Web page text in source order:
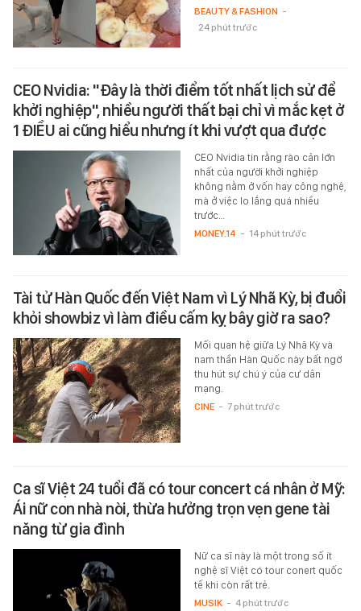
BEAUTY & FASHION -
24 phút trước
CEO Nvidia: "Đây là thời điểm tốt nhất lịch sử để
khởi nghiệp", nhiều người thất bại chỉ vì mắc kẹt ở
1 ĐIỀU ai cũng hiểu nhưng ít khi vượt qua được
CEO Nvidia tin rằng rào cản lớn
nhất của người khởi nghiệp
không nằm ở vốn hay công nghệ,
mà ở việc lo lắng quá nhiều
trước…
MONEY.14 - 14 phút trước
Tài tử Hàn Quốc đến Việt Nam vì Lý Nhã Kỳ, bị đuổi
khỏi showbiz vì làm điều cấm kỵ bây giờ ra sao?
Mối quan hệ giữa Lý Nhã Kỳ và
nam thần Hàn Quốc này bất ngờ
thu hút sự chú ý của cư dân
mạng.
CINE - 7 phút trước
Ca sĩ Việt 24 tuổi đã có tour concert cá nhân ở Mỹ:
Ái nữ con nhà nòi, thừa hưởng trọn vẹn gene tài
năng từ gia đình
Nữ ca sĩ này là một trong số ít
nghệ sĩ Việt có tour conert quốc
tế khi còn rất trẻ.
MUSIK - 4 phút trước